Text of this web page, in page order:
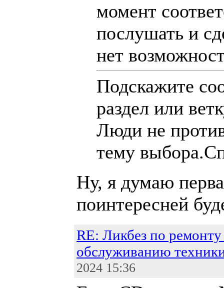
момент
послушать и
нет
Подскажите
раздел или
Люди не
тему
Ну, я думаю
поинтересней
RE: Ликбез по
обслуживанию
2024 15:36